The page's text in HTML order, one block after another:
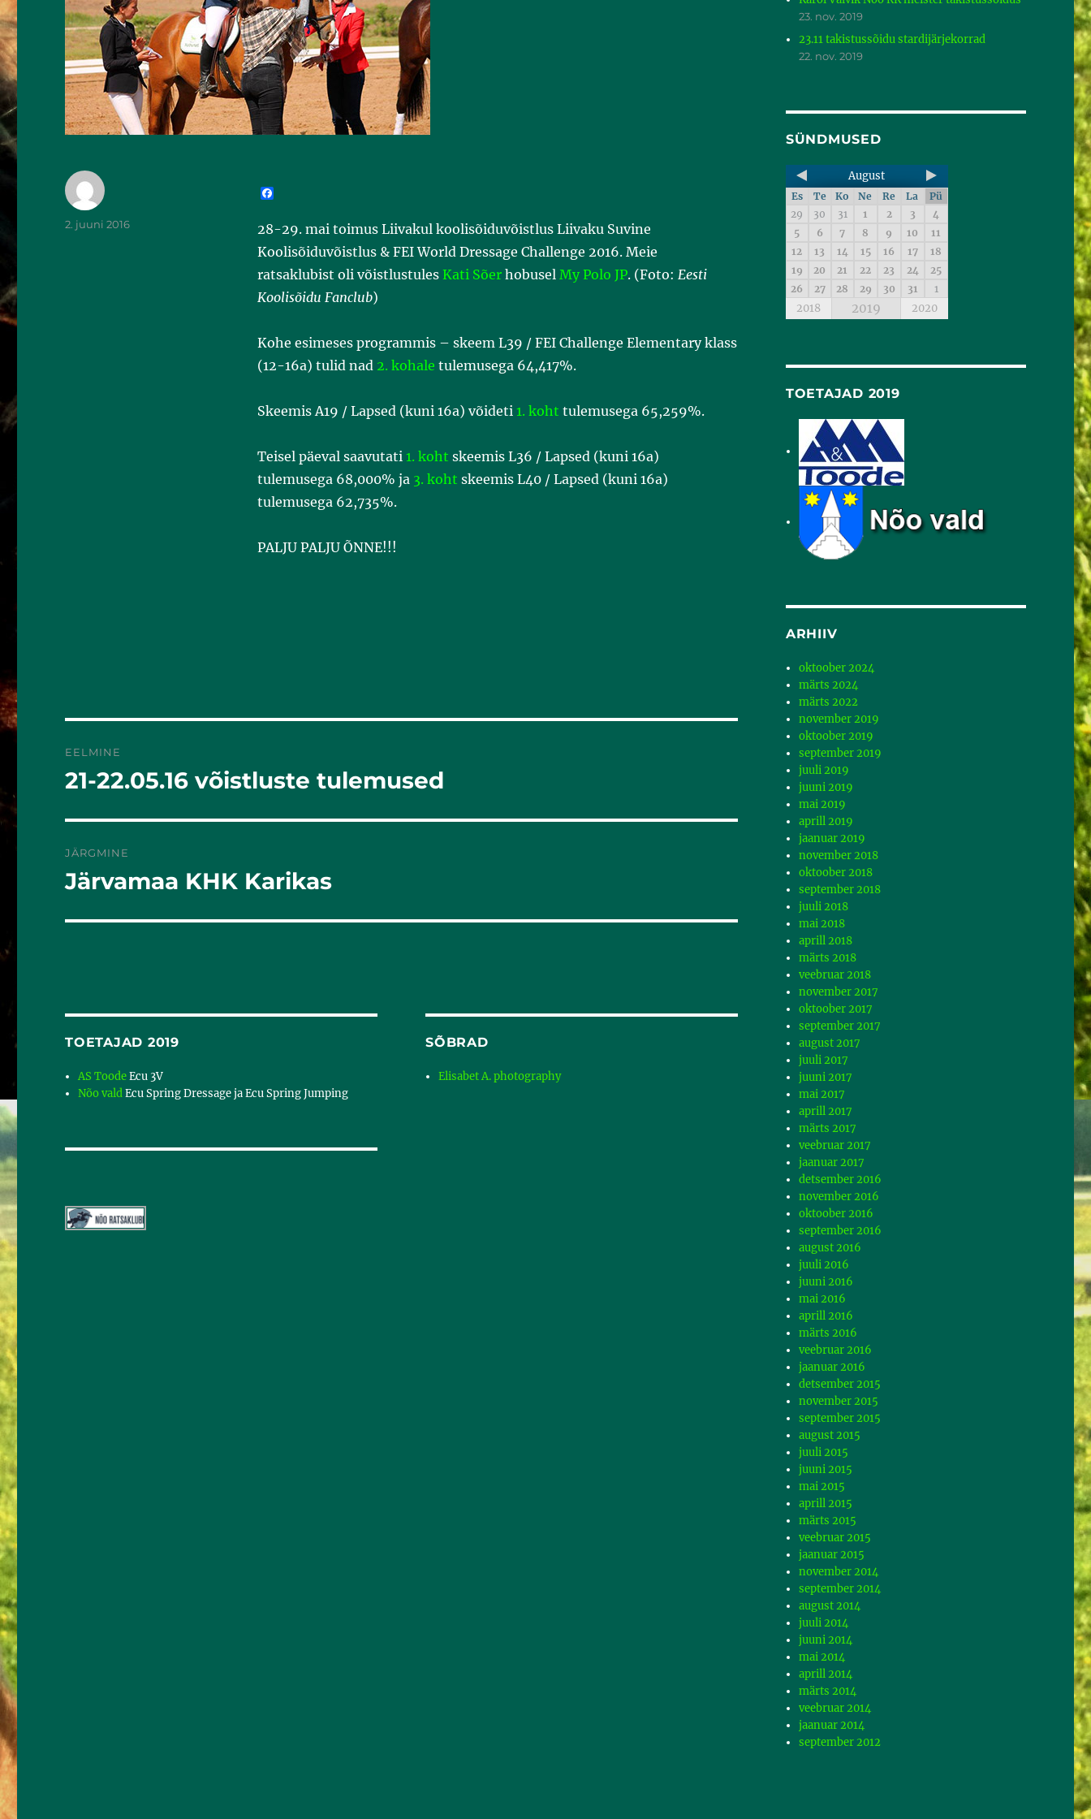
F
e
b
o
o
k
28-29. mai toimus Liivakul koolisõiduvõistlus Liivaku Suvine
Koolisõiduvõistlus & FEI World Dressage Challenge 2016. Meie
ratsaklubist oli võistlustules Kati Sõerhobusel My Polo JP. (Foto: Eesti
Koolisõidu Fanclub)
Kohe esimeses programmis – skeem L39 / FEI Challenge Elementary klass
(12-16a) tulid nad 2. kohale tulemusega 64,417%.
Skeemis A19 / Lapsed (kuni 16a) võideti 1. koht tulemusega 65,259%.
Teisel päeval saavutati 1. koht skeemis L36 / Lapsed (kuni 16a)
tulemusega 68,000% ja 3. koht skeemis L40 / Lapsed (kuni 16a)
tulemusega 62,735%.
PALJU PALJU ÕNNE!!!
2. juuni 2016
EELMINE
Eelmine
21-22.05.16 võistluste tulemused
JÄRGMINE
Järgmine
Järvamaa KHK Karikas
TOETAJAD 2019
AS ToodeEcu 3V
Nõo valdEcu Spring Dressage ja Ecu Spring Jumping
SÕBRAD
Elisabet A. photography
23. nov. 2019
23.11 takistussõidu stardijärjekorrad
22. nov. 2019
SÜNDMUSED
August
Es Te Ko Ne Re La
Pü
29
30 31 1 2 3
4
5
6 7 8 9 10
11
12
13 14 15 16 17
18
19
20 21 22 23 24
25
26
27 28 29 30 31 1
2018 2019 2020
TOETAJAD 2019
ARHIIV
oktoober 2024
märts 2024
märts 2022
november 2019
oktoober 2019
september 2019
juuli 2019
juuni 2019
mai 2019
aprill 2019
jaanuar 2019
november 2018
oktoober 2018
september 2018
juuli 2018
mai 2018
aprill 2018
märts 2018
veebruar 2018
november 2017
oktoober 2017
september 2017
august 2017
juuli 2017
juuni 2017
mai 2017
aprill 2017
märts 2017
veebruar 2017
jaanuar 2017
detsember 2016
november 2016
oktoober 2016
september 2016
august 2016
juuli 2016
juuni 2016
mai 2016
aprill 2016
märts 2016
veebruar 2016
jaanuar 2016
detsember 2015
november 2015
september 2015
august 2015
juuli 2015
juuni 2015
mai 2015
aprill 2015
märts 2015
veebruar 2015
jaanuar 2015
november 2014
september 2014
august 2014
juuli 2014
juuni 2014
mai 2014
aprill 2014
märts 2014
veebruar 2014
jaanuar 2014
september 2012